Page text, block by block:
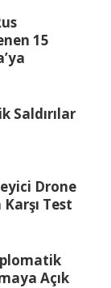
15
Saldırılar
Drone
Test
Açık